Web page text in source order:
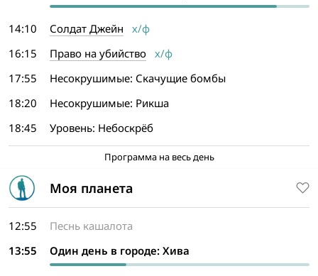
14:10 Солдат Джейн х/ф
16:15
Право на убийство х/ф
17:55
Несокрушимые: Скачущие бомбы
18:20
Несокрушимые: Рикша
18:45
Уровень: Небоскрёб
Программа на весь день
Моя планета
12:55
Песнь кашалота
13:55
Один день в городе: Хива